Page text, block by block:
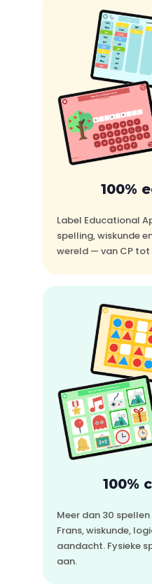
100%
Label Educational
spelling, wiskunde
wereld — van CP
100%
Meer dan 30
Frans, wiskunde,
aandacht. Fysieke
aan.